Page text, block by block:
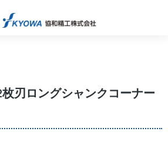
刃ロングシャンクコーナー